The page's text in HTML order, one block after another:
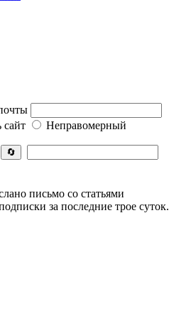
сайт
Неправомерный
🔄
письмо со статьями
за последние трое суток.